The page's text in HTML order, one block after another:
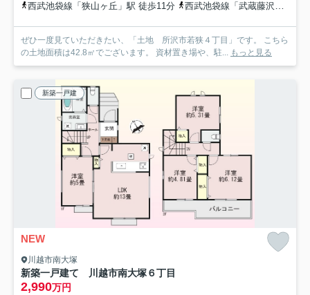
西武池袋線「狭山ヶ丘」駅 徒歩11分
西武池袋線「武蔵藤沢」駅 徒歩28分
ぜひ一度見ていただきたい、「土地 所沢市若狭４丁目」です。 こちら
の土地面積は42.8㎡でございます。 資材置き場や、駐... もっと見る
新築一戸建
NEW
川越市南大塚
新築一戸建て 川越市南大塚６丁目
2,990万円